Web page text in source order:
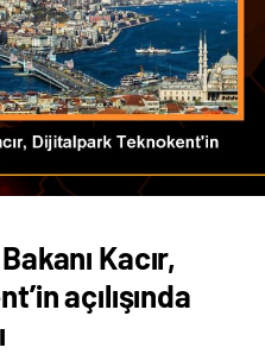
Kacır,
açılışında